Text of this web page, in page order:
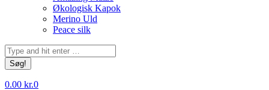
Økologisk Kapok
Merino Uld
Peace silk
Søg:
0.00 kr.0